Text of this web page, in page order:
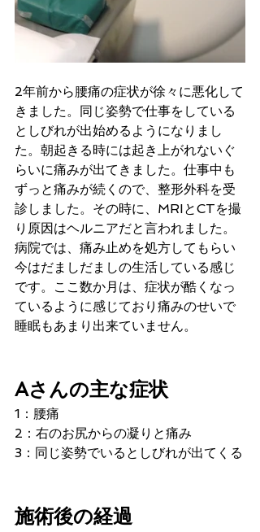
2年前から腰痛の症状が徐々に悪化して
きました。同じ姿勢で仕事をしている
としびれが出始めるようになりまし
た。朝起きる時には起き上がれないぐ
らいに痛みが出てきました。仕事中も
ずっと痛みが続くので、整形外科を受
診しました。その時に、MRIとCTを撮
り原因はヘルニアだと言われました。
病院では、痛み止めを処方してもらい
今はだましだましの生活している感じ
です。ここ数か月は、症状が酷くなっ
ているように感じており痛みのせいで
睡眠もあまり出来ていません。
Aさんの主な症状
1：腰痛
2：右のお尻からの凝りと痛み
3：同じ姿勢でいるとしびれが出てくる
施術後の経過